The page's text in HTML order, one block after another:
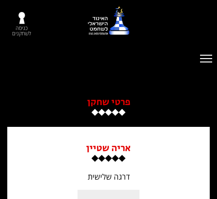
כניסה
לשחקנים
פרטי שחקן
אריה שטיין
דרגה שלישית